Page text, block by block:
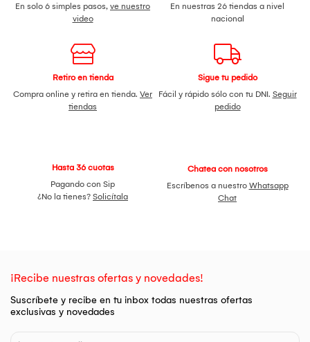
En solo 6 simples pasos, ve nuestro
video
En nuestras 26 tiendas a nivel
nacional
Retiro en tienda
Compra online y retira en tienda. Ver
tiendas
Sigue tu pedido
Fácil y rápido sólo con tu DNI. Seguir
pedido
Hasta 36 cuotas
Pagando con Sip
¿No la tienes? Solicítala
Chatea con nosotros
Escríbenos a nuestro Whatsapp
Chat
¡Recibe nuestras ofertas y novedades!
Suscríbete y recibe en tu inbox todas nuestras ofertas
exclusivas y novedades